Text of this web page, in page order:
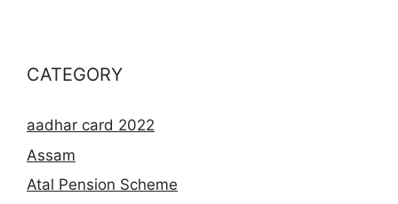
CATEGORY
aadhar card 2022
Assam
Atal Pension Scheme